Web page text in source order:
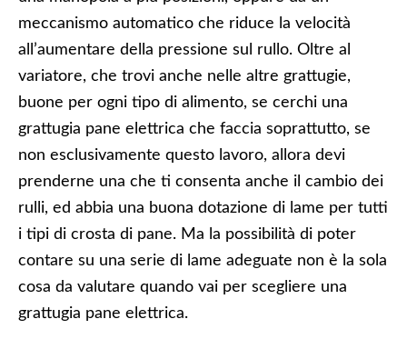
meccanismo automatico che riduce la velocità
all’aumentare della pressione sul rullo. Oltre al
variatore, che trovi anche nelle altre grattugie,
buone per ogni tipo di alimento, se cerchi una
grattugia pane elettrica che faccia soprattutto, se
non esclusivamente questo lavoro, allora devi
prenderne una che ti consenta anche il cambio dei
rulli, ed abbia una buona dotazione di lame per tutti
i tipi di crosta di pane. Ma la possibilità di poter
contare su una serie di lame adeguate non è la sola
cosa da valutare quando vai per scegliere una
grattugia pane elettrica.